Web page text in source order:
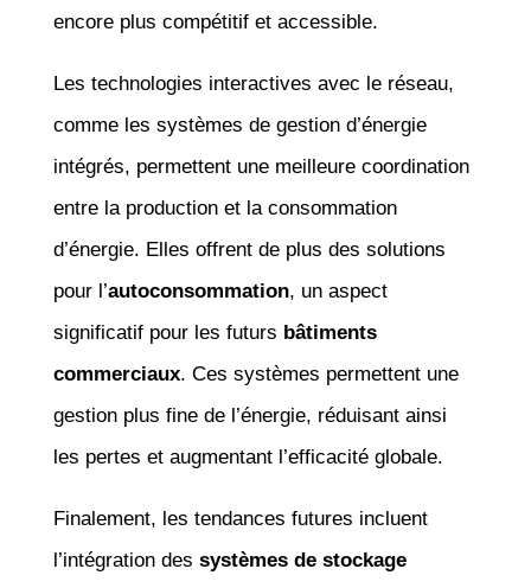
encore plus compétitif et accessible.
Les technologies interactives avec le réseau,
comme les systèmes de gestion d’énergie
intégrés, permettent une meilleure coordination
entre la production et la consommation
d’énergie. Elles offrent de plus des solutions
pour l’autoconsommation, un aspect
significatif pour les futurs bâtiments
commerciaux. Ces systèmes permettent une
gestion plus fine de l’énergie, réduisant ainsi
les pertes et augmentant l’efficacité globale.
Finalement, les tendances futures incluent
l’intégration des systèmes de stockage